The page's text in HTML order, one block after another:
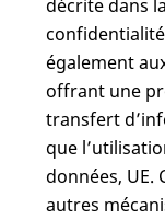
décrite dans
également
offrant une
transfert
que
données, UE.
autres